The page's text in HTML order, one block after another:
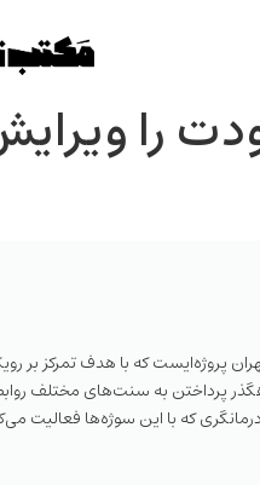
را
پروژه‌ایست که با هدف تمرکز بر
پرداختن به سنت‌های مختلف
درمانگری که با این سوژه‌ها فعالیت